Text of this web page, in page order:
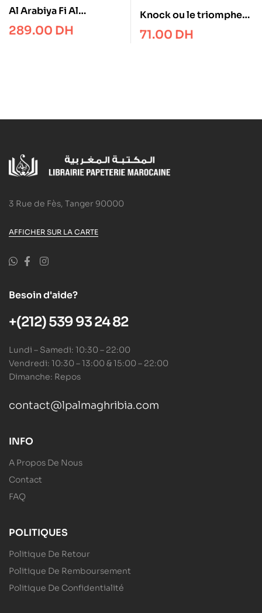
Al Arabiya Fi Al
Khamissa CEA
289.00 DH
Knock ou le triomphe
de la médecine, Jules
Romains
71.00 DH
3 Rue de Fès, Tanger 90000
AFFICHER SUR LA CARTE
Besoin d'aide?
+(212) 539 93 24 82
Lundi – Samedi: 10:30 – 22:00
Vendredi: 10:30 – 13:00 & 15:00 – 22:00
Dimanche: Repos
contact@lpalmaghribia.com
INFO
A Propos De Nous
Contact
FAQ
POLITIQUES
Politique De Retour
Politique De Remboursement
Politique De Confidentialité